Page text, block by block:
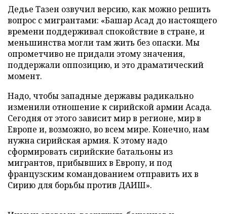
Дедье Тазен озвучил версию, как можно решить
вопрос с мигрантами: «Башар Асад до настоящего
времени поддерживал спокойствие в стране, и
меньшинства могли там жить без опаски. Мы
опрометчиво не придали этому значения,
поддержали оппозицию, и это драматический
момент.
Надо, чтобы западные державы радикально
изменили отношение к сирийской армии Асада.
Сегодня от этого зависит мир в регионе, мир в
Европе и, возможно, во всем мире. Конечно, нам
нужна сирийская армия. К этому надо
сформировать сирийские батальоны из
мигрантов, прибывших в Европу, и под
французским командованием отправить их в
Сирию для борьбы против ДАИШ».